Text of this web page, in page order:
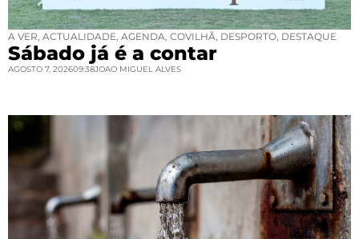
A VER ACTUALIDADE AGENDA COVILHÃ DESPORTO DESTAQUE
Sábado já é a contar
AGOSTO 7, 202609:38JOAO MIGUEL ALVES